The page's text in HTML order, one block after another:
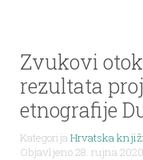
Zvukovi
rezultata
etnografije
Kategorija Hrvatska
Objavljeno 28. rujna 2020.